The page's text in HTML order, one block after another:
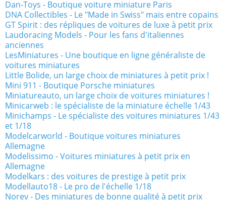
Dan-Toys - Boutique voiture miniature Paris
DNA Collectibles - Le "Made in Swiss" mais entre copains
GT Spirit : des répliques de voitures de luxe à petit prix
Laudoracing Models - Pour les fans d'italiennes
anciennes
LesMiniatures - Une boutique en ligne généraliste de
voitures miniatures
Little Bolide, un large choix de miniatures à petit prix !
Mini 911 - Boutique Porsche miniatures
Miniatureauto, un large choix de voitures miniatures !
Minicarweb : le spécialiste de la miniature échelle 1/43
Minichamps - Le spécialiste des voitures miniatures 1/43
et 1/18
Modelcarworld - Boutique voitures miniatures
Allemagne
Modelissimo - Voitures miniatures à petit prix en
Allemagne
Modelkars : des voitures de prestige à petit prix
Modellauto18 - Le pro de l'échelle 1/18
Norev - Des miniatures de bonne qualité à petit prix